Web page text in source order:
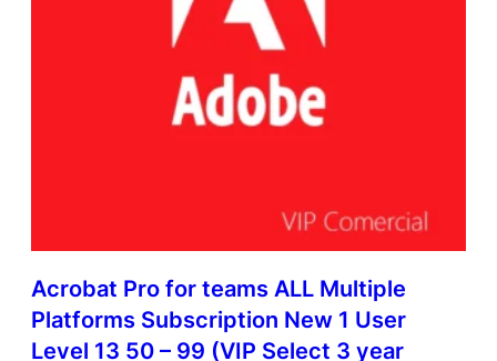
Acrobat Pro for teams ALL Multiple
Platforms Subscription New 1 User
Level 13 50 – 99 (VIP Select 3 year